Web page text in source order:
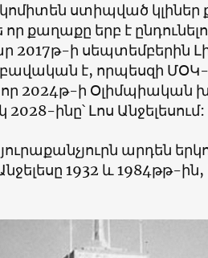
ստիպված կլիներ
որ քաղաքը երբ է
2017թ-ի սեպտեմբերին
բավական է, որպեսզի
2024թ-ի Օլիմպիական
ինը՝ Լոս Անջելեսում:
արդեն
Անջելեսը 1932 և 1984թթ-